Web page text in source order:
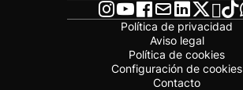
Política de privacidad
Aviso legal
Política de cookies
Configuración de cookies
Contacto